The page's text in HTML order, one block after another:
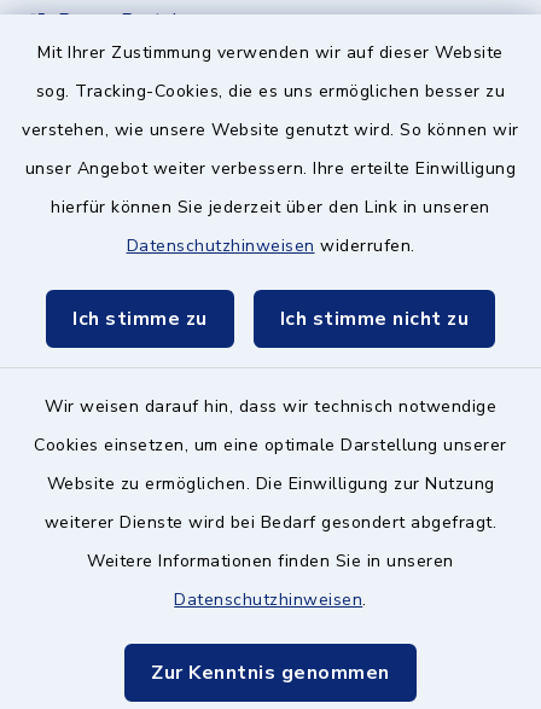
Mit Ihrer Zustimmung verwenden wir auf dieser Website
sog. Tracking-Cookies, die es uns ermöglichen besser zu
verstehen, wie unsere Website genutzt wird. So können wir
unser Angebot weiter verbessern. Ihre erteilte Einwilligung
hierfür können Sie jederzeit über den Link in unseren
Datenschutzhinweisen widerrufen.
Ich stimme zu Ich stimme nicht zu
Wir weisen darauf hin, dass wir technisch notwendige
Cookies einsetzen, um eine optimale Darstellung unserer
Website zu ermöglichen. Die Einwilligung zur Nutzung
weiterer Dienste wird bei Bedarf gesondert abgefragt.
Weitere Informationen finden Sie in unseren
Datenschutzhinweisen.
Zur Kenntnis genommen
BayernPortal
Zweckverband München Südost
Schulzweckverband
Barrierefreiheit
Datenschutz
Impressum
Hinweisgeberschutz
Sitemap